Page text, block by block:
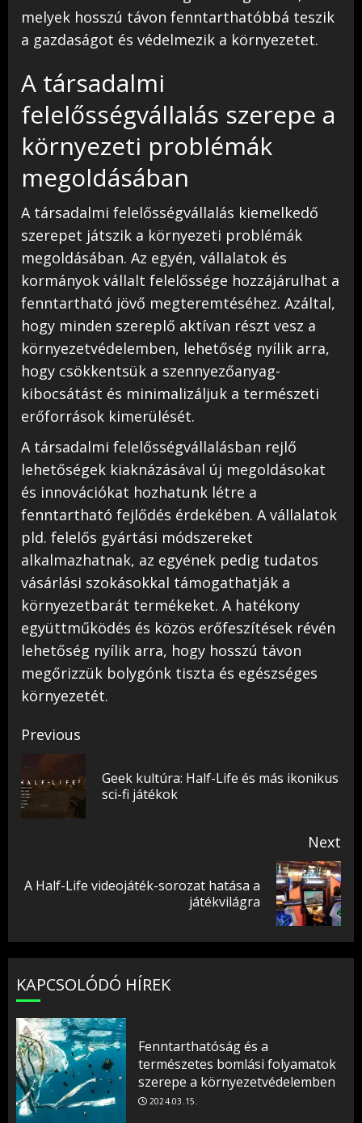
melyek hosszú távon fenntarthatóbbá teszik
a gazdaságot és védelmezik a környezetet.
A társadalmi
felelősségvállalás szerepe a
környezeti problémák
megoldásában
A társadalmi felelősségvállalás kiemelkedő
szerepet játszik a környezeti problémák
megoldásában. Az egyén, vállalatok és
kormányok vállalt felelőssége hozzájárulhat a
fenntartható jövő megteremtéséhez. Azáltal,
hogy minden szereplő aktívan részt vesz a
környezetvédelemben, lehetőség nyílik arra,
hogy csökkentsük a szennyezőanyag-
kibocsátást és minimalizáljuk a természeti
erőforrások kimerülését.
A társadalmi felelősségvállalásban rejlő
lehetőségek kiaknázásával új megoldásokat
és innovációkat hozhatunk létre a
fenntartható fejlődés érdekében. A vállalatok
pld. felelős gyártási módszereket
alkalmazhatnak, az egyének pedig tudatos
vásárlási szokásokkal támogathatják a
környezetbarát termékeket. A hatékony
együttműködés és közös erőfeszítések révén
lehetőség nyílik arra, hogy hosszú távon
megőrizzük bolygónk tiszta és egészséges
környezetét.
Continue
Reading
Previous
Geek kultúra: Half-Life és más ikonikus
sci-fi játékok
Next
Next
A Half-Life videojáték-sorozat hatása a
játékvilágra
KAPCSOLÓDÓ HÍREK
Fenntarthatóság és a
természetes bomlási folyamatok
szerepe a környezetvédelemben
2024.03.15.